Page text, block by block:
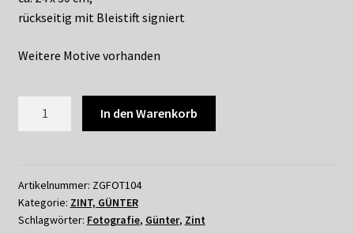
rückseitig mit Bleistift signiert
Weitere Motive vorhanden
1976
Menge
In den Warenkorb
Artikelnummer: ZGFOT104
Kategorie: ZINT, GÜNTER
Schlagwörter: Fotografie, Günter, Zint